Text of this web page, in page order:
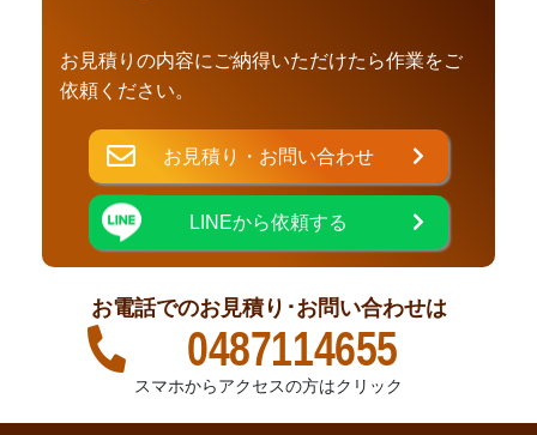
お見積りの内容にご納得いただけたら作業をご
依頼ください。
お見積り・お問い合わせ
LINEから依頼する
お電話でのお見積り･お問い合わせは
0487114655
スマホからアクセスの方はクリック